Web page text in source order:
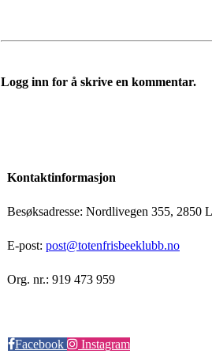
Logg inn for å skrive en kommentar.
Kontaktinformasjon
Besøksadresse: Nordlivegen 355, 2850
E-post: post@totenfrisbeeklubb.no
Org. nr.: 919 473 959
Facebook Instagram